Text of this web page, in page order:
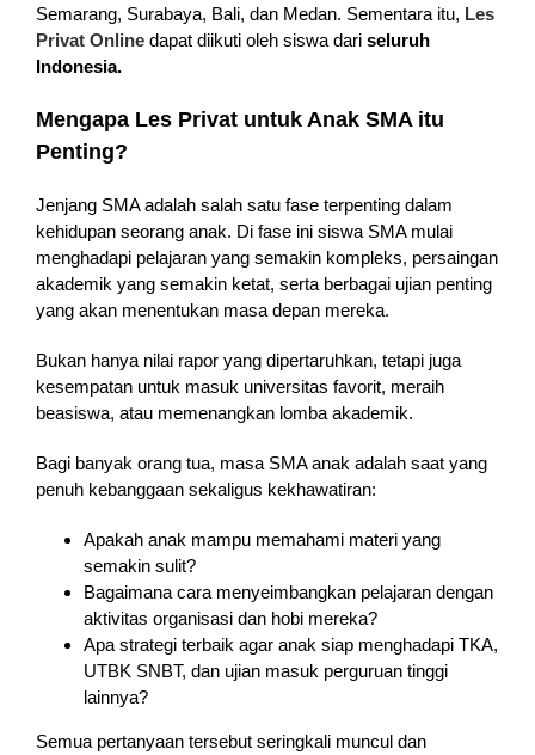
Semarang, Surabaya, Bali, dan Medan. Sementara itu, Les
Privat Onlinedapat diikuti oleh siswa dari seluruh
Indonesia.
Mengapa Les Privat untuk Anak SMA itu
Penting?
Jenjang SMA adalah salah satu fase terpenting dalam
kehidupan seorang anak. Di fase ini siswa SMA mulai
menghadapi pelajaran yang semakin kompleks, persaingan
akademik yang semakin ketat, serta berbagai ujian penting
yang akan menentukan masa depan mereka.
Bukan hanya nilai rapor yang dipertaruhkan, tetapi juga
kesempatan untuk masuk universitas favorit, meraih
beasiswa, atau memenangkan lomba akademik.
Bagi banyak orang tua, masa SMA anak adalah saat yang
penuh kebanggaan sekaligus kekhawatiran:
Apakah anak mampu memahami materi yang
semakin sulit?
Bagaimana cara menyeimbangkan pelajaran dengan
aktivitas organisasi dan hobi mereka?
Apa strategi terbaik agar anak siap menghadapi TKA,
UTBK SNBT, dan ujian masuk perguruan tinggi
lainnya?
Semua pertanyaan tersebut seringkali muncul dan